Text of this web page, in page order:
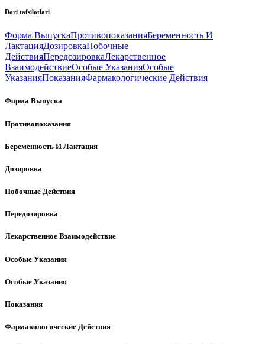
Dori tafsilotlari
Форма ВыпускаПротивопоказанияБеременность И
ЛактацияДозировкаПобочные
ДействияПередозировкаЛекарственное
ВзаимодействиеОсобые УказанияОсобые
УказанияПоказанияФармакологические Действия
Форма Выпуска
Противопоказания
Беременность И Лактация
Дозировка
Побочные Действия
Передозировка
Лекарственное Взаимодействие
Особые Указания
Особые Указания
Показания
Фармакологические Действия